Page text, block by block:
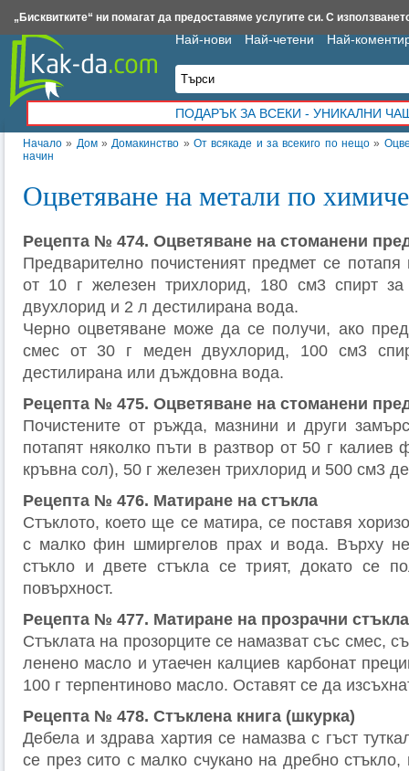
Начало » Дом»Домакинство »От всякаде и за всекиго по нещо »
начин
Оцветяване на метали по
Рецепта № 474. Оцветяване на стоманени
Предварително почистеният предмет се
от 10 г железен трихлорид, 180 см3 спирт
двухлорид и 2 л дестилирана вода.
Черно оцветяване може да се получи, ако
смес от 30 г меден двухлорид, 100 см3
дестилирана или дъждовна вода.
Рецепта № 475. Оцветяване на стоманени
Почистените от ръжда, мазнини и други
потапят няколко пъти в разтвор от 50 г калиев
кръвна сол), 50 г железен трихлорид и 500 см3
Рецепта № 476. Матиране на стъкла
Стъклото, което ще се матира, се поставя
с малко фин шмиргелов прах и вода. Върху
стъкло и двете стъкла се трият, докато се
повърхност.
Рецепта № 477. Матиране на прозрачни стъкла
Стъклата на прозорците се намазват със смес,
ленено масло и утаечен калциев карбонат
100 г терпентиново масло. Оставят се да
Рецепта № 478. Стъклена книга (шкурка)
Дебела и здрава хартия се намазва с гъст
се през сито с малко счукано на дребно стъкло,
Най-нови Най-четени Най-
ПОДАРЪК ЗА ВСЕКИ - УНИКАЛНИ
Insert.bg Framar.bg Kak-da.com Iztochnik.com BauBau.bg NewAge.bg
„Бисквитките“ ни помагат да предоставяме услугите си. С